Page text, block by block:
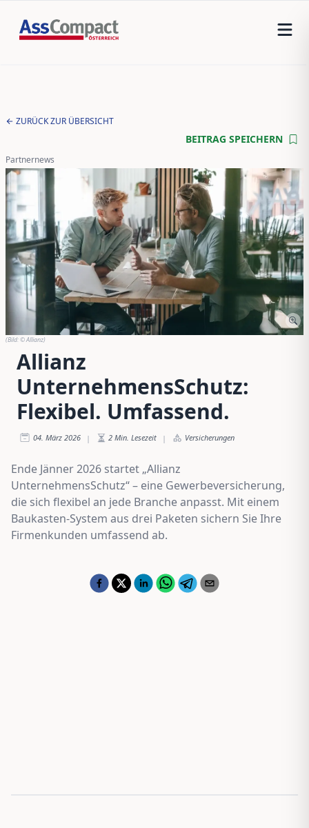
ZURÜCK ZUR ÜBERSICHT
BEITRAG SPEICHERN
Partnernews
(Bild:© Allianz)
Allianz
UnternehmensSchutz:
Flexibel. Umfassend.
04. März 2026 | 2 Min. Lesezeit | Versicherungen
Ende Jänner 2026 startet „Allianz
UnternehmensSchutz“ – eine Gewerbeversicherung,
die sich flexibel an jede Branche anpasst. Mit einem
Baukasten-System aus drei Paketen sichern Sie Ihre
Firmenkunden umfassend ab.